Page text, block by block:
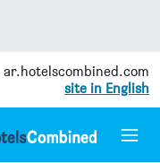
ar.hotelscombined.com
site in English